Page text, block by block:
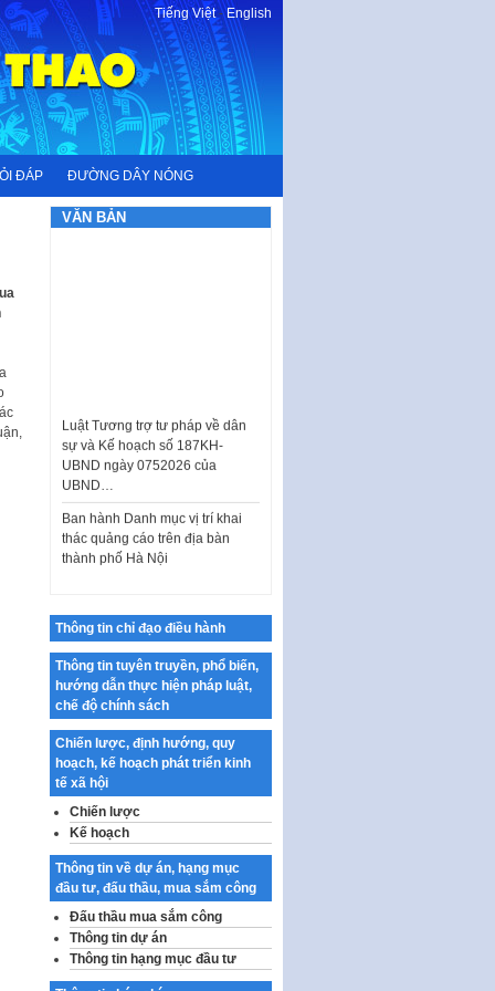
Tiếng Việt-English
ĐÁP ĐƯỜNG DÂY NÓNG
VĂN BẢN
sự và Kế hoạch số 187KH-
UBND ngày 0752026 của
UBND…
thác quảng cáo trên địa bàn
thành phố Hà Nội
Kế hoạch Tổ chức Cuộc thi
Công bố công khai dự toán kinh
phí xây dựng pháp luật, hoàn
thiện thể chế, chính…
Quy định về nghiên cứu, ứng
dụng khoa học, công nghệ, đổi
mới sáng tạo và chuyển…
Quy định chi tiết và hướng dẫn
thi hành một số điều của Luật Lý
lịch tư…
Sửa đổi, bổ sung một số nội
dung tại Nghị quyết số 30/NQ-
CP ngày 24 tháng 02…
Ban hành Chương trình hành
động của Chính phủ thực hiện
Nghị quyết số 02-NQ/TW ngày
Thông tin chỉ đạo điều hành
Thông tin tuyên truyền, phổ biến,
hướng dẫn thực hiện pháp luật,
chế độ chính sách
Chiến lược, định hướng, quy
hoạch, kế hoạch phát triển kinh
tế xã hội
Chiến lược
Kế hoạch
Thông tin về dự án, hạng mục
đầu tư, đấu thầu, mua sắm công
Đấu thầu mua sắm công
Thông tin dự án
Thông tin hạng mục đầu tư